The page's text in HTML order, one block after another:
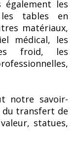
également les
tables en
matériaux,
médical, les
froid, les
notre savoir-
du transfert de
statues,